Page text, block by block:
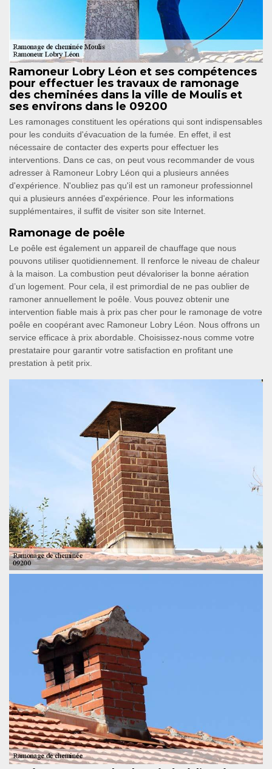
Ramoneur Lobry Léon et ses compétences
pour effectuer les travaux de ramonage
des cheminées dans la ville de Moulis et
ses environs dans le 09200
Les ramonages constituent les opérations qui sont indispensables
pour les conduits d'évacuation de la fumée. En effet, il est
nécessaire de contacter des experts pour effectuer les
interventions. Dans ce cas, on peut vous recommander de vous
adresser à Ramoneur Lobry Léon qui a plusieurs années
d'expérience. N'oubliez pas qu'il est un ramoneur professionnel
qui a plusieurs années d'expérience. Pour les informations
supplémentaires, il suffit de visiter son site Internet.
Ramonage de poêle
Le poêle est également un appareil de chauffage que nous
pouvons utiliser quotidiennement. Il renforce le niveau de chaleur
à la maison. La combustion peut dévaloriser la bonne aération
d’un logement. Pour cela, il est primordial de ne pas oublier de
ramoner annuellement le poêle. Vous pouvez obtenir une
intervention fiable mais à prix pas cher pour le ramonage de votre
poêle en coopérant avec Ramoneur Lobry Léon. Nous offrons un
service efficace à prix abordable. Choisissez-nous comme votre
prestataire pour garantir votre satisfaction en profitant une
prestation à petit prix.